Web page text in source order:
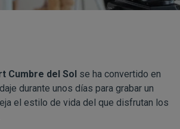
Cumbre del Sol se ha convertido en
durante unos días para grabar un
el estilo de vida del que disfrutan los